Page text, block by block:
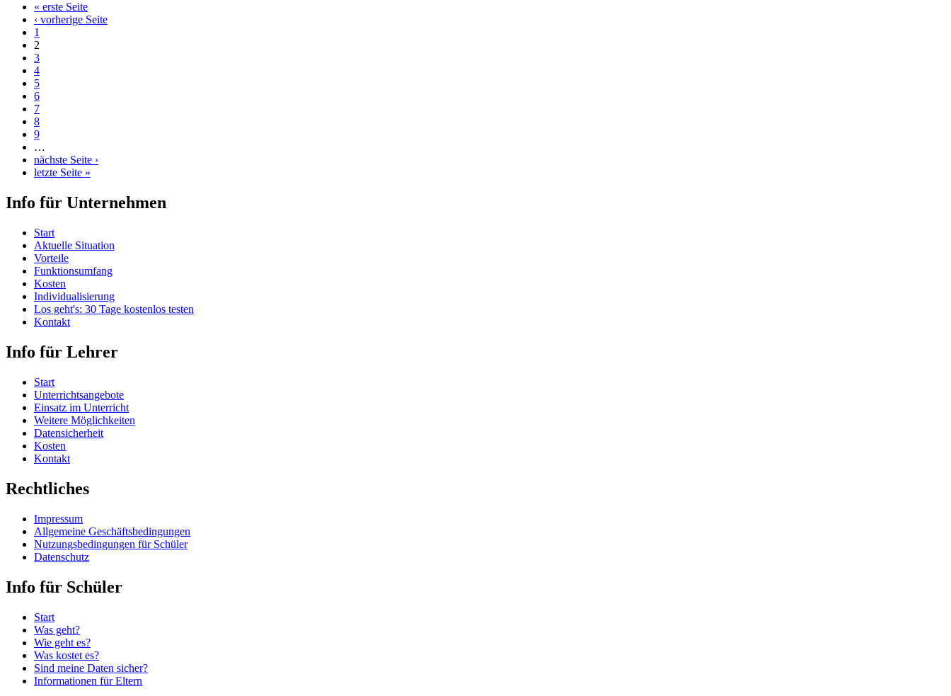
« erste Seite
‹ vorherige Seite
1
2
3
4
5
6
7
8
9
…
nächste Seite ›
letzte Seite »
Info für Unternehmen
Start
Aktuelle Situation
Vorteile
Funktionsumfang
Kosten
Individualisierung
Los geht's: 30 Tage kostenlos testen
Kontakt
Info für Lehrer
Start
Unterrichtsangebote
Einsatz im Unterricht
Weitere Möglichkeiten
Datensicherheit
Kosten
Kontakt
Rechtliches
Impressum
Allgemeine Geschäftsbedingungen
Nutzungsbedingungen für Schüler
Datenschutz
Info für Schüler
Start
Was geht?
Wie geht es?
Was kostet es?
Sind meine Daten sicher?
Informationen für Eltern